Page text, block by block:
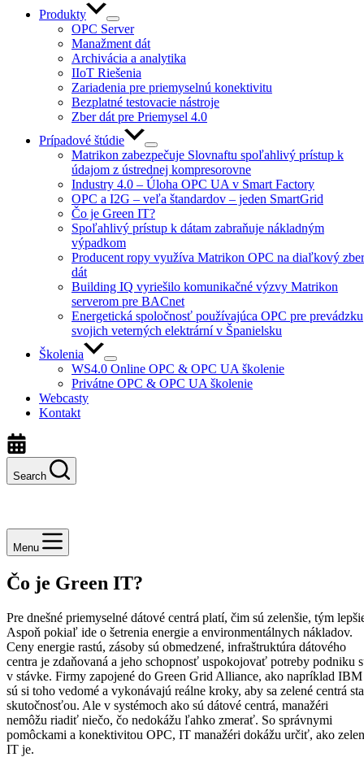
Produkty
OPC Server
Manažment dát
Archivácia a analytika
IIoT Riešenia
Zariadenia pre priemyselnú konektivitu
Bezplatné testovacie nástroje
Zber dát pre Priemysel 4.0
Prípadové štúdie
Matrikon zabezpečuje Slovnaftu spoľahlivý prístup k
údajom z ústrednej kompresorovne
Industry 4.0 – Úloha OPC UA v Smart Factory
OPC a I2G – veľa štandardov – jeden SmartGrid
Čo je Green IT?
Spoľahlivý prístup k dátam zabraňuje nákladným
výpadkom
Producent ropy využíva Matrikon OPC na diaľkový zber
dát
Building IQ vyriešilo komunikačné výzvy Matrikon
serverom pre BACnet
Energetická spoločnosť používajúca OPC pre prevádzku
svojich veterných elektrární v Španielsku
Školenia
WS4.0 Online OPC & OPC UA školenie
Privátne OPC & OPC UA školenie
Webcasty
Kontakt
Search
Menu
Čo je Green IT?
Pre dnešné priemyselné dátové centrá platí, čim sú zelenšie, tým
Aspoň pokiaľ ide o šetrenia energie a environmentálnych nákladov.
Ceny energie rastú, zásoby sú obmedzené, infraštruktúra dátového
centra je zdaňovaná a jeho schopnosť uspokojovať potreby podniku
v stávke. Firmy zapojené do Green Grid Alliance, ako napríklad IBM
sú si toho vedomé a vykonávajú reálne kroky, aby sa zelené centrá
skutočnosťou. Ale v systémoch ako sú dátové centrá, manažéri
nemôžu riadiť niečo, čo nedokážu ľahko zmerať. So správnymi
pomôckami a konektivitou OPC, IT manažéri dokážu určiť, ako
IT je.